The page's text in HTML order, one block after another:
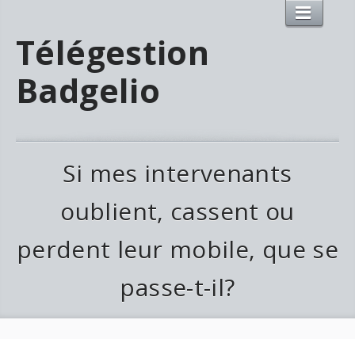
Télégestion
Badgelio
Si mes intervenants
oublient, cassent ou
perdent leur mobile, que se
passe-t-il?